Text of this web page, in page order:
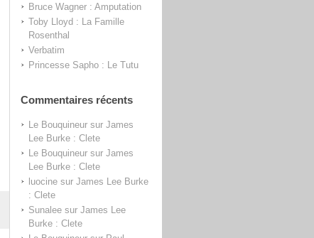
Bruce Wagner : Amputation
Toby Lloyd : La Famille
Rosenthal
Verbatim
Princesse Sapho : Le Tutu
Commentaires récents
Le Bouquineursur James
Lee Burke : Clete
Le Bouquineursur James
Lee Burke : Clete
luocinesur James Lee Burke
: Clete
Sunaleesur James Lee
Burke : Clete